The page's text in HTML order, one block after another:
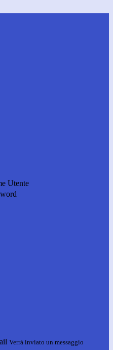
Utente
Verrà inviato un messaggio